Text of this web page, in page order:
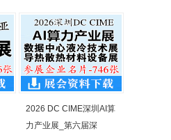
2026 DC CIME深圳AI算
力产业展_第六届深